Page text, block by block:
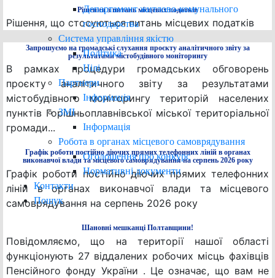
Департамент житлово-комунального
господарства
Система управління якістю
Політика
Цілі
Партнери
Інформація
ЗМІ
Інформація
Робота в органах місцевого самоврядування
Оголошення про конкурс
Нормативні документи
Контакти
Пошук
Рішення з питань місцевих податків
Рішення, що стосуються питань місцевих податків
Запрошуємо на громадські слухання проєкту аналітичного звіту за
результатами містобудівного моніторингу
В рамках процедури громадських обговорень
проєкту аналітичного звіту за результатами
містобудівного моніторингу територій населених
пунктів Горішньоплавнівської міської територіальної
громади...
Графік роботи постійно діючих прямих телефонних ліній в органах
виконавчої влади та місцевого самоврядування на серпень 2026 року
Графік роботи постійно діючих прямих телефонних
ліній в органах виконавчої влади та місцевого
самоврядування на серпень 2026 року
Шановні мешканці Полтавщини!
Повідомляємо, що на території нашої області
функціонують 27 віддалених робочих місць фахівців
Пенсійного фонду України . Це означає, що вам не